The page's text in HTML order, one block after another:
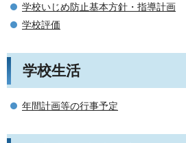
学校いじめ防止基本方針・指導計画
学校評価
学校生活
年間計画等の行事予定